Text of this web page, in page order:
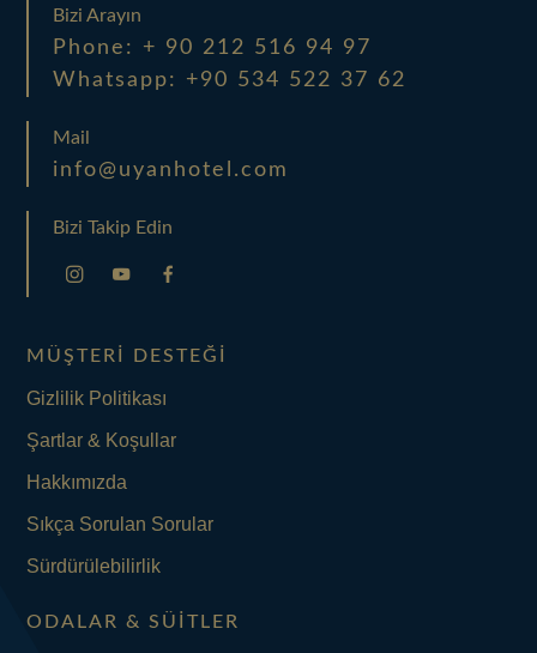
Bizi Arayın
Phone: + 90 212 516 94 97
Whatsapp: +90 534 522 37 62
Mail
info@uyanhotel.com
Bizi Takip Edin
MÜŞTERI DESTEĞI
Gizlilik Politikası
Şartlar & Koşullar
Hakkımızda
Sıkça Sorulan Sorular
Sürdürülebilirlik
ODALAR & SÜITLER